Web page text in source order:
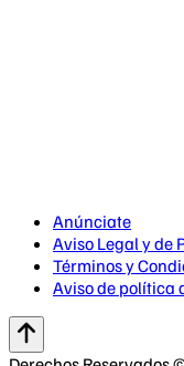
Anúnciate
Aviso Legal y de
Términos y
Aviso de política